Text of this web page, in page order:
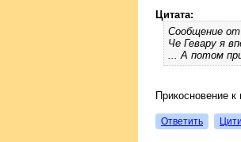
Цитата:
Сообщение от
Че Гевару я
... А потом
Прикосновение
Ответить